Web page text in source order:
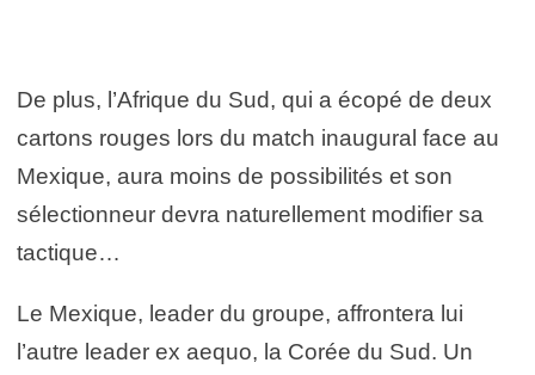
De plus, l’Afrique du Sud, qui a écopé de deux
cartons rouges lors du match inaugural face au
Mexique, aura moins de possibilités et son
sélectionneur devra naturellement modifier sa
tactique…
Le Mexique, leader du groupe, affrontera lui
l’autre leader ex aequo, la Corée du Sud. Un